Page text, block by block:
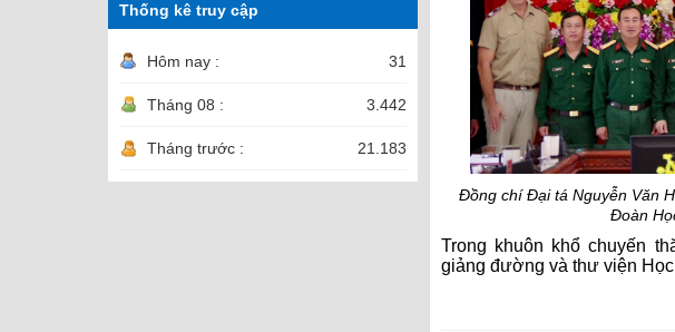
Thống kê truy cập
Hôm nay : 31
Tháng 08 : 3.442
Tháng trước : 21.183
Đồng chí Đại tá Nguyễn Văn
Đoàn
Trong khuôn khổ chuyến
giảng đường và thư viện